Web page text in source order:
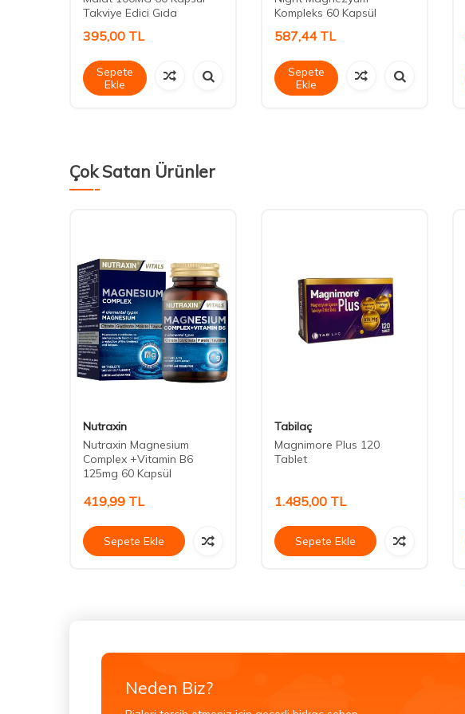
Takviye Edici Gıda
395,00 TL
Sepete
Ekle
Kompleks 60 Kapsül
587,44TL
Sepete
Ekle
Çok Satan Ürünler
Nutraxin
Nutraxin Magnesium
Complex +Vitamin B6
125mg 60 Kapsül
419,99 TL
Sepete Ekle
Tabilaç
Magnimore Plus 120
Tablet
1.485,00 TL
Sepete Ekle
Neden Biz?